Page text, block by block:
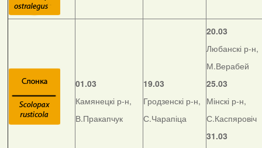
01.03
Камянецкі р-н,
В.Пракапчук
19.03
Гродзенскі р-н,
С.Чарапіца
20.03
Любанскі р-н,
М.Верабей
25.03
Мінскі р-н,
С.Каспяровіч
31.03